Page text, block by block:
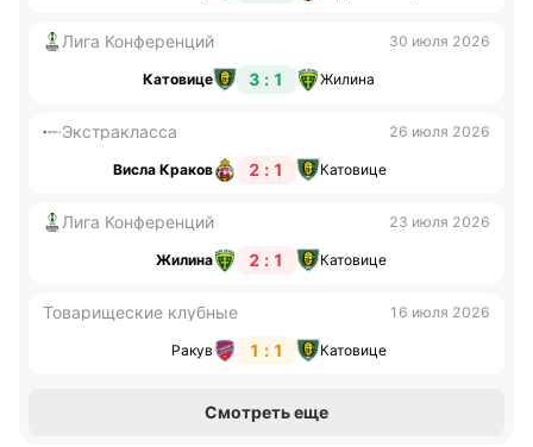
Лига Конференций 30 июля 2026
Катовице 3 : 1 Жилина
Экстракласса 26 июля 2026
Висла Краков 2 : 1 Катовице
Лига Конференций 23 июля 2026
Жилина 2 : 1 Катовице
Товарищеские клубные 16 июля 2026
Ракув 1 : 1 Катовице
Смотреть еще